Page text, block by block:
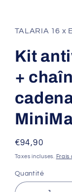
1
dans
fenêtre
modale
TALARIA 16 x
Kit
+
Prix
habituel
€94,90
Taxes incluses. Frais
Quantité